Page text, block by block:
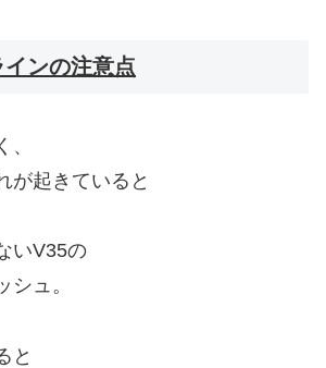
ンの注意点
が起きていると
いV35の
シュ。
と